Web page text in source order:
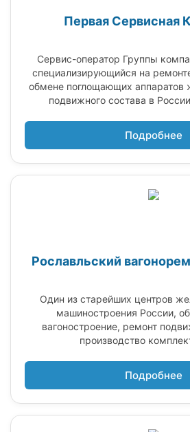
Первая Сервисная
Сервис-оператор Группы
специализирующийся на
обмене поглощающих аппаратов
подвижного состава в
Подробнее
Рославльский
Один из старейших центров
машиностроения России,
вагоностроение, ремонт
производство
Подробнее